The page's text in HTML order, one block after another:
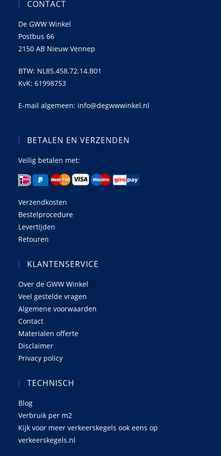
CONTACT
De GWW Winkel
Postbus 66
2150 AB Nieuw Vennep
BTW: NL85.458.72.14.B01
KvK: 61998753
E-mail algemeen: info@degwwwinkel.nl
BETALEN EN VERZENDEN
Veilig betalen met:
Verzendkosten
Bestelprocedure
Levertijden
Retouren
KLANTENSERVICE
Over de GWW Winkel
Veel gestelde vragen
Algemene voorwaarden
Contact
Materialen offerte
Disclaimer
Privacy policy
TECHNISCH
Blog
Verbruik per m2
Kijk voor meer verkeerskegels ook eens op
verkeerskegels.nl